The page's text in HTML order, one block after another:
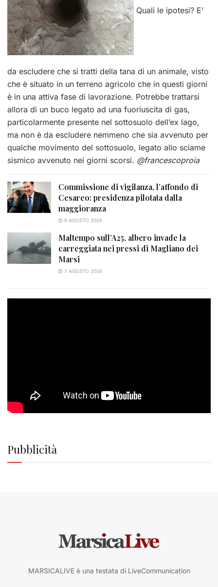
Quali le ipotesi? E’
da escludere che si tratti della tana di un animale, visto
che è situato in un terreno agricolo che in questi giorni
è in una attiva fase di lavorazione. Potrebbe trattarsi
allora di un buco legato ad una fuoriuscita di gas,
particolarmente presente nel sottosuolo dell’ex lago,
ma non è da escludere nemmeno che sia avvenuto per
qualche movimento del sottosuolo, legato allo sciame
sismico avvenuto nei giorni scorsi. @francescoproia
Commissione di vigilanza, l’affondo di
Cesareo: presidenza pilotata dalla
maggioranza
8 AGOSTO 2026
Maltempo sull’A25, albero invade la
carreggiata nei pressi di Magliano dei
Marsi
7 AGOSTO 2026
Pubblicità
MARSICALIVE è una testata di LiveCommunication